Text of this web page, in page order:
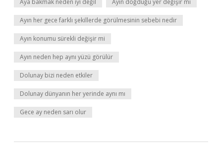
Aya bakmak neden iyi değil Ayın doğduğu yer değişir mi
Ayın her gece farklı şekillerde görülmesinin sebebi nedir
Ayın konumu sürekli değişir mi
Ayın neden hep aynı yüzü görülür
Dolunay bizi neden etkiler
Dolunay dünyanın her yerinde aynı mı
Gece ay neden sarı olur